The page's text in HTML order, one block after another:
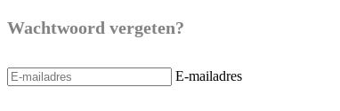
Wachtwoord vergeten?
E-mailadres